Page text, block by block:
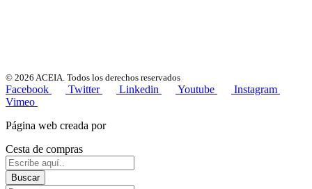
© 2026 ACEIA. Todos los derechos reservados
Facebook Twitter Linkedin Youtube
Instagram
Vimeo
Página web creada por
Cesta de compras